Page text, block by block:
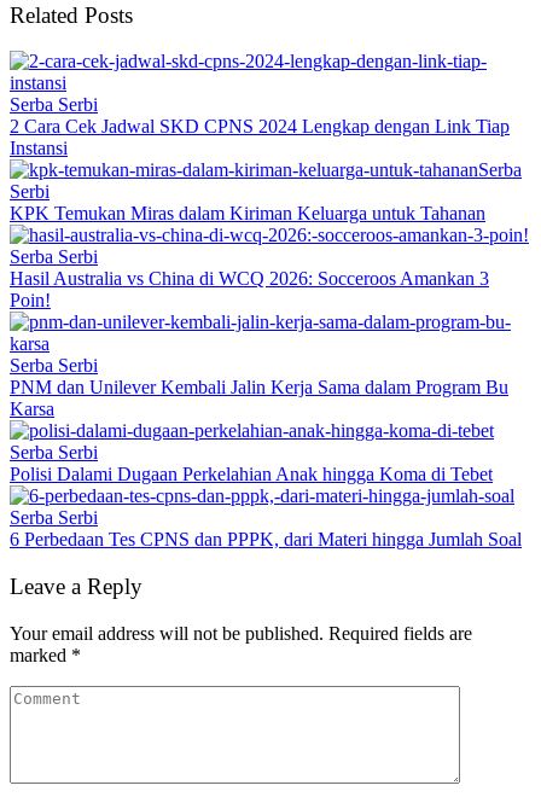
Related Posts
Serba Serbi
2 Cara Cek Jadwal SKD CPNS 2024 Lengkap dengan Link Tiap
Instansi
Serba
Serbi
KPK Temukan Miras dalam Kiriman Keluarga untuk Tahanan
Serba Serbi
Hasil Australia vs China di WCQ 2026: Socceroos Amankan 3
Poin!
Serba Serbi
PNM dan Unilever Kembali Jalin Kerja Sama dalam Program Bu
Karsa
Serba Serbi
Polisi Dalami Dugaan Perkelahian Anak hingga Koma di Tebet
Serba Serbi
6 Perbedaan Tes CPNS dan PPPK, dari Materi hingga Jumlah Soal
Leave a Reply
Your email address will not be published. Required fields are
marked *